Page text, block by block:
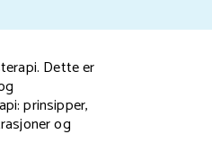
Dette er
prinsipper,
og